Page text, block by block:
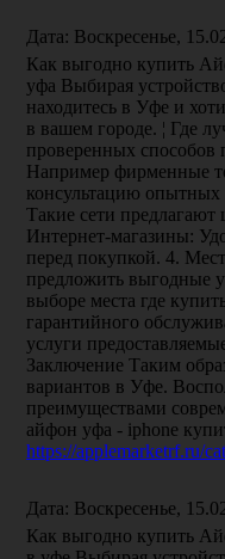
Дата: Воскресенье,
Как выгодно купить
уфа Выбирая
находитесь в Уфе и
в вашем городе. ¦ Где
проверенных способов
Например фирменные
консультацию опытных
Такие сети предлагают
Интернет-магазины:
перед покупкой. 4.
предложить выгодные
выборе места где
гарантийного
услуги
Заключение Таким
вариантов в Уфе.
преимуществами
айфон уфа - iphone
https://applemarketrf.ru/
Дата: Воскресенье,
Как выгодно купить